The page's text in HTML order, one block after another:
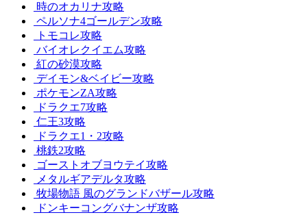
時のオカリナ攻略
ペルソナ4ゴールデン攻略
トモコレ攻略
バイオレクイエム攻略
紅の砂漠攻略
デイモン&ベイビー攻略
ポケモンZA攻略
ドラクエ7攻略
仁王3攻略
ドラクエ1・2攻略
桃鉄2攻略
ゴーストオブヨウテイ攻略
メタルギアデルタ攻略
牧場物語 風のグランドバザール攻略
ドンキーコングバナンザ攻略